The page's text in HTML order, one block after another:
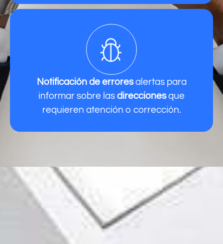
Notificación de erroresalertas para
informar sobre las direccionesque
requieren atención o corrección.